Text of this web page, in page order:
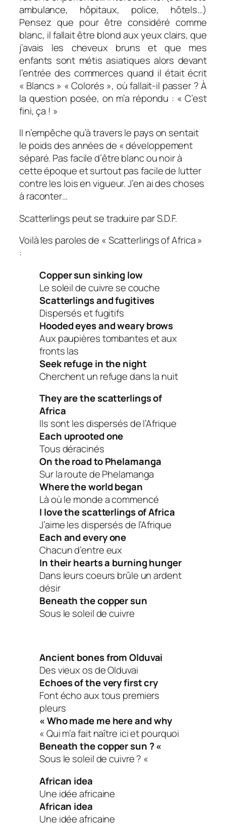
ambulance, hôpitaux, police, hôtels…)
Pensez que pour être considéré comme
blanc, il fallait être blond aux yeux clairs, que
j’avais les cheveux bruns et que mes
enfants sont métis asiatiques alors devant
l’entrée des commerces quand il était écrit
« Blancs » « Colorés », où fallait-il passer ? À
la question posée, on m’a répondu : « C’est
fini, ça ! »
Il n’empêche qu’à travers le pays on sentait
le poids des années de « développement
séparé. Pas facile d’être blanc ou noir à
cette époque et surtout pas facile de lutter
contre les lois en vigueur. J’en ai des choses
à raconter…
Scatterlings peut se traduire par S.D.F.
Voilà les paroles de « Scatterlings of Africa »
:
Copper sun sinking low
Le soleil de cuivre se couche
Scatterlings and fugitives
Dispersés et fugitifs
Hooded eyes and weary brows
Aux paupières tombantes et aux
fronts las
Seek refuge in the night
Cherchent un refuge dans la nuit
They are the scatterlings of
Africa
Ils sont les dispersés de l’Afrique
Each uprooted one
Tous déracinés
On the road to Phelamanga
Sur la route de Phelamanga
Where the world began
Là où le monde a commencé
I love the scatterlings of Africa
J’aime les dispersés de l’Afrique
Each and every one
Chacun d’entre eux
In their hearts a burning hunger
Dans leurs coeurs brûle un ardent
désir
Beneath the copper sun
Sous le soleil de cuivre
Ancient bones from Olduvai
Des vieux os de Olduvai
Echoes of the very first cry
Font écho aux tous premiers
pleurs
« Who made me here and why
« Qui m’a fait naître ici et pourquoi
Beneath the copper sun ? «
Sous le soleil de cuivre ? «
African idea
Une idée africaine
African idea
Une idée africaine